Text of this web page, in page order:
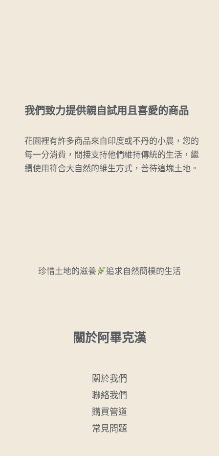
我們致力提供親自試用且喜愛的商品
花園裡有許多商品來自印度或不丹的小農，您的
每一分消費，間接支持他們維持傳統的生活，繼
續使用符合大自然的維生方式，善待這塊土地。
珍惜土地的滋養 追求自然簡樸的生活
關於阿畢克漢
關於我們
聯絡我們
購買管道
常見問題